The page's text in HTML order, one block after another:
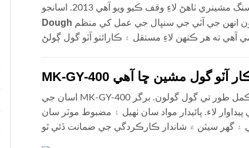
انهن جي آٽي جي سنڀال جي عمل کي منظم
اسان جي MK-GY-400 اعلي ڪارڪردگي آهي, اليڪٽرڪ ڊف گول مشين ڊزائين آٽي کي يونيفارم ۾ شڪل ڏيڻ لاءِ, مڪمل طور تي گول گولون. برگر
لاء. پائيدار مواد سان ٺهيل ۽ مضبوط موٽر سان